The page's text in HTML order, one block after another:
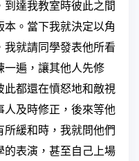
達我教室時彼此之間
。當下我就決定以角
我就請同學發表他所看
一遍，讓其他人先修
此都還在憤怒地和敵視
人及時修正，後來等他
緩和時，我就問他們
的表演，甚至自己上場